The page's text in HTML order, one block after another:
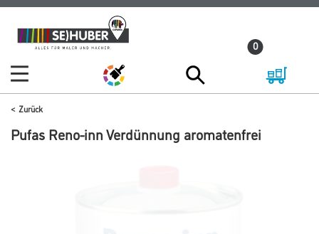
Zum
Inhalt
Zum
Navigationsmenü
0
Zurück
Pufas Reno-inn Verdünnung aromatenfrei